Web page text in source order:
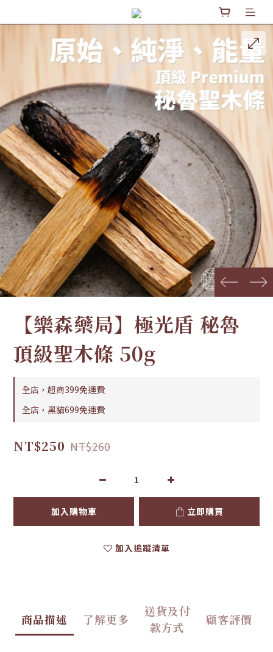
prev next
【樂森藥局】極光盾 秘魯
頂級聖木條 50g
全店，超商399免運費
全店，黑貓699免運費
NT$250 NT$260
加入購物車 立即購買
加入追蹤清單
商品描述 了解更多
送貨及付
款方式
顧客評價